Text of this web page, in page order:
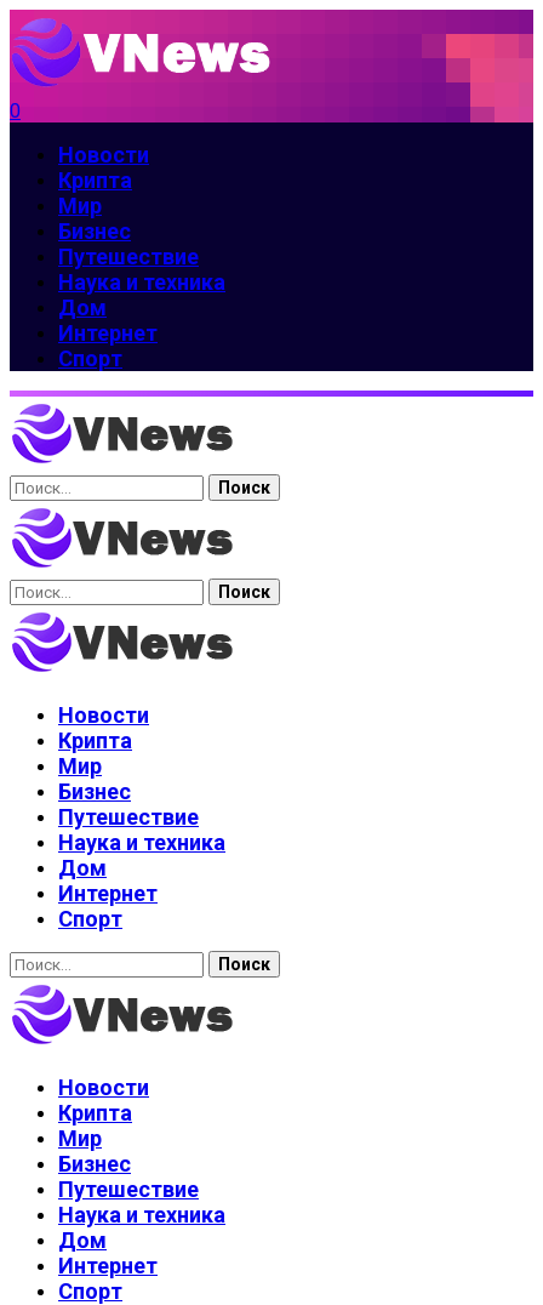
0
Новости
Крипта
Мир
Бизнес
Путешествие
Наука и техника
Дом
Интернет
Спорт
Найти:
Найти:
Новости
Крипта
Мир
Бизнес
Путешествие
Наука и техника
Дом
Интернет
Спорт
Найти:
Новости
Крипта
Мир
Бизнес
Путешествие
Наука и техника
Дом
Интернет
Спорт